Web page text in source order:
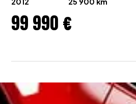
Système de suspension
Climatisation automatique
Palettes PDK au volant
Plus de photos sur demande
99 990 €